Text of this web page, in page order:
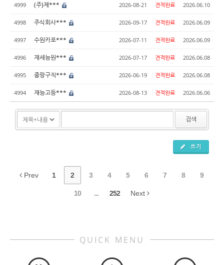
4999 (주)제*** 2026-08-21 견적완료 2026.06.10
4998 주식회사*** 2026-09-17 견적완료 2026.06.09
4997 수원카포*** 2026-07-11 견적완료 2026.06.09
4996 재세능원*** 2026-07-17 견적완료 2026.06.08
4995 중랑구직*** 2026-06-19 견적완료 2026.06.08
4994 재능고등*** 2026-08-13 견적완료 2026.06.06
검색
쓰기
Prev 1 2 3 4 5 6 7 8 9
10 ... 252 Next
QUICK MENU